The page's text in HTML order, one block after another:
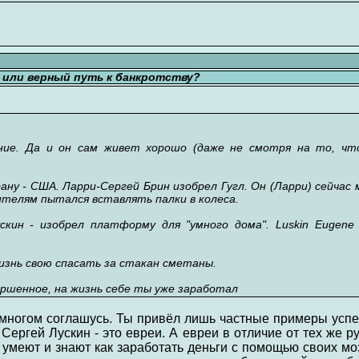
верный путь к банкротству?
Да и он сам живет хорошо (даже не смотря на то,
- США. Ларри-Сергей Брин изобрел Гугл. Он (Ларри)
пытался вставлять палки в колеса.
- изобрел платформу для "умного дома". Luskin
свою спасать за стакан сметаны.
на жизнь себе ты уже заработал
соглашусь. Ты привёл лишь частные примеры
Лускин - это евреи. А евреи в отличие от тех же
и знают как заработать деньги с помощью своих